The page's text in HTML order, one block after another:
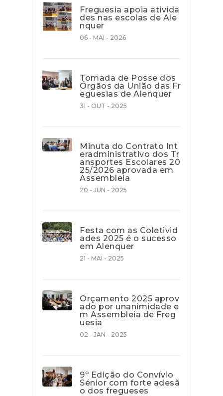
Freguesia apoia ativida
des nas escolas de Ale
nquer
06 - MAI - 2026
Tomada de Posse dos
Órgãos da União das Fr
eguesias de Alenquer
31 - OUT - 2025
Minuta do Contrato Int
eradministrativo dos Tr
ansportes Escolares 20
25/2026 aprovada em
Assembleia
20 - JUN - 2025
Festa com as Coletivid
ades 2025 é o sucesso
em Alenquer
21 - MAI - 2025
Orçamento 2025 aprov
ado por unanimidade e
m Assembleia de Freg
uesia
02 - JAN - 2025
9º Edição do Convívio
Sénior com forte adesã
o dos fregueses